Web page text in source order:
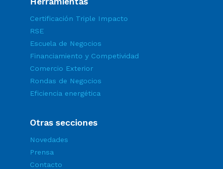
Certificación Triple Impacto
RSE
Escuela de Negocios
Financiamiento y Competividad
Comercio Exterior
Rondas de Negocios
Eficiencia energética
Otras secciones
Novedades
Prensa
Contacto